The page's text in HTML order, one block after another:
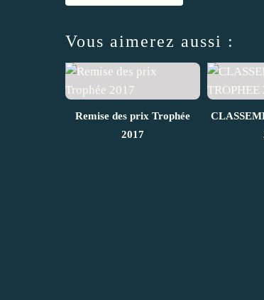
Vous aimerez aussi :
Remise des prix Trophée
2017